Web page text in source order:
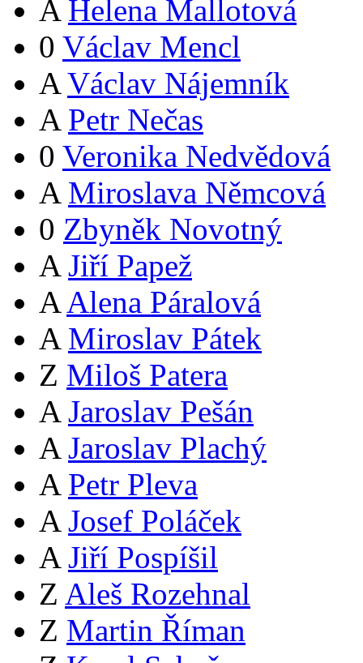
A Helena Mallotová
0 Václav Mencl
A Václav Nájemník
A Petr Nečas
0 Veronika Nedvědová
A Miroslava Němcová
0 Zbyněk Novotný
A Jiří Papež
A Alena Páralová
A Miroslav Pátek
Z Miloš Patera
A Jaroslav Pešán
A Jaroslav Plachý
A Petr Pleva
A Josef Poláček
A Jiří Pospíšil
Z Aleš Rozehnal
Z Martin Říman